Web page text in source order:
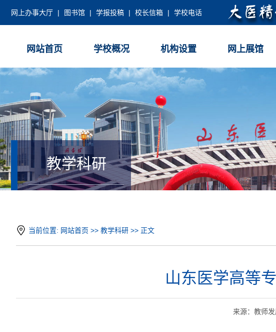
网上办事大厅 | 图书馆 | 学报投稿 | 校长信箱 | 学校电话
网站首页 学校概况 机构设置 网上展馆
教学科研
当前位置: 网站首页 >> 教学科研 >> 正文
山东医学高等
来源：教师